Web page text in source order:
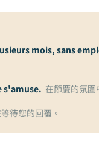
mois, sans
s'amuse. 在節慶的氛
待您的回覆。